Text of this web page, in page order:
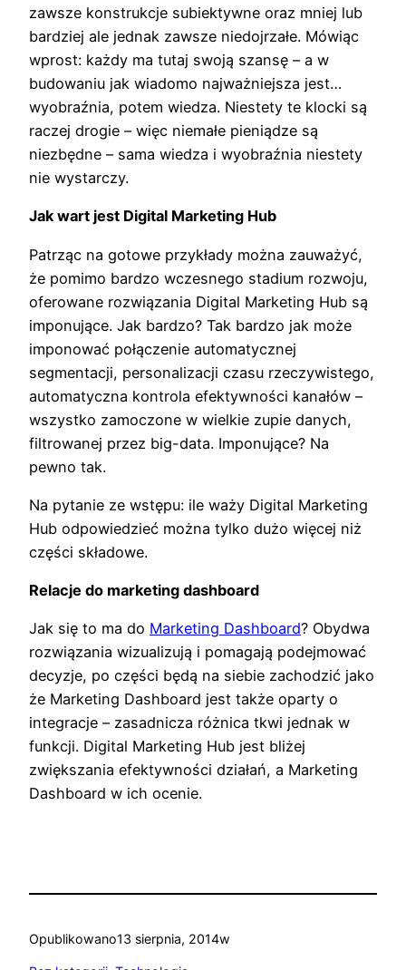
zawsze konstrukcje subiektywne oraz mniej lub
bardziej ale jednak zawsze niedojrzałe. Mówiąc
wprost: każdy ma tutaj swoją szansę – a w
budowaniu jak wiadomo najważniejsza jest…
wyobraźnia, potem wiedza. Niestety te klocki są
raczej drogie – więc niemałe pieniądze są
niezbędne – sama wiedza i wyobraźnia niestety
nie wystarczy.
Jak wart jest Digital Marketing Hub
Patrząc na gotowe przykłady można zauważyć,
że pomimo bardzo wczesnego stadium rozwoju,
oferowane rozwiązania Digital Marketing Hub są
imponujące. Jak bardzo? Tak bardzo jak może
imponować połączenie automatycznej
segmentacji, personalizacji czasu rzeczywistego,
automatyczna kontrola efektywności kanałów –
wszystko zamoczone w wielkie zupie danych,
filtrowanej przez big-data. Imponujące? Na
pewno tak.
Na pytanie ze wstępu: ile waży Digital Marketing
Hub odpowiedzieć można tylko dużo więcej niż
części składowe.
Relacje do marketing dashboard
Jak się to ma do Marketing Dashboard? Obydwa
rozwiązania wizualizują i pomagają podejmować
decyzje, po części będą na siebie zachodzić jako
że Marketing Dashboard jest także oparty o
integracje – zasadnicza różnica tkwi jednak w
funkcji. Digital Marketing Hub jest bliżej
zwiększania efektywności działań, a Marketing
Dashboard w ich ocenie.
Opublikowano13 sierpnia, 2014w